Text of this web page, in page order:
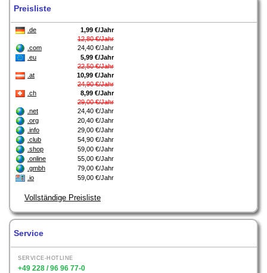
Preisliste
.de
1,99 €/Jahr
12,80 €/Jahr
.com
24,40 €/Jahr
.eu
5,99 €/Jahr
22,50 €/Jahr
.at
10,99 €/Jahr
24,90 €/Jahr
.ch
8,99 €/Jahr
29,00 €/Jahr
.net
24,40 €/Jahr
.org
20,40 €/Jahr
.info
29,00 €/Jahr
.club
54,90 €/Jahr
.shop
59,00 €/Jahr
.online
55,00 €/Jahr
.gmbh
79,00 €/Jahr
.io
59,00 €/Jahr
Vollständige Preisliste
Service
SERVICE-HOTLINE
+49 228 / 96 96 77-0